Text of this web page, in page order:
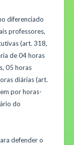
diferenciado
professores,
(art. 318,
de 04 horas
05 horas
diárias (art.
por horas-
do
defender o